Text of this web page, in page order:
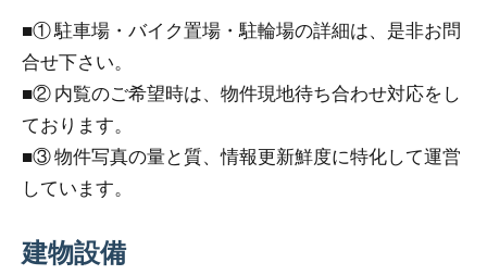
■① 駐車場・バイク置場・駐輪場の詳細は、是非お問
合せ下さい。
■② 内覧のご希望時は、物件現地待ち合わせ対応をし
ております。
■③ 物件写真の量と質、情報更新鮮度に特化して運営
しています。
建物設備